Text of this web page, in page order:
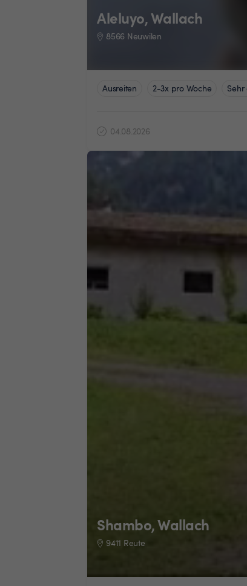
Aleluyo, Wallach
8566 Neuwilen
Ausreiten 2-3x pro Woche
04.08.2026
Shambo, Wallach
9411 Reute